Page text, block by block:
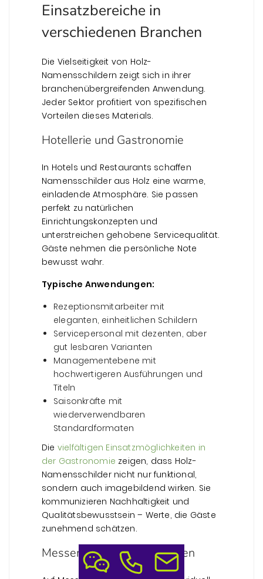
Einsatzbereiche in
verschiedenen Branchen
Die Vielseitigkeit von Holz-
Namensschildern zeigt sich in ihrer
branchenübergreifenden Anwendung.
Jeder Sektor profitiert von spezifischen
Vorteilen dieses Materials.
Hotellerie und Gastronomie
In Hotels und Restaurants schaffen
Namensschilder aus Holz eine warme,
einladende Atmosphäre. Sie passen
perfekt zu natürlichen
Einrichtungskonzepten und
unterstreichen gehobene Servicequalität.
Gäste nehmen die persönliche Note
bewusst wahr.
Typische Anwendungen:
Rezeptionsmitarbeiter mit
eleganten, einheitlichen Schildern
Servicepersonal mit dezenten, aber
gut lesbaren Varianten
Managementebene mit
hochwertigeren Ausführungen und
Titeln
Saisonkräfte mit
wiederverwendbaren
Standardformaten
Die vielfältigen Einsatzmöglichkeiten in
der Gastronomie zeigen, dass Holz-
Namensschilder nicht nur funktional,
sondern auch imagebildend wirken. Sie
kommunizieren Nachhaltigkeit und
Qualitätsbewusstsein – Werte, die Gäste
zunehmend schätzen.
Messen und Veranstaltungen